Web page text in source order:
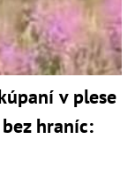
v plese
hraníc: